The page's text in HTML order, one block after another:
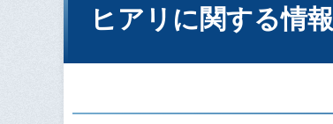
ヒアリに関する情報